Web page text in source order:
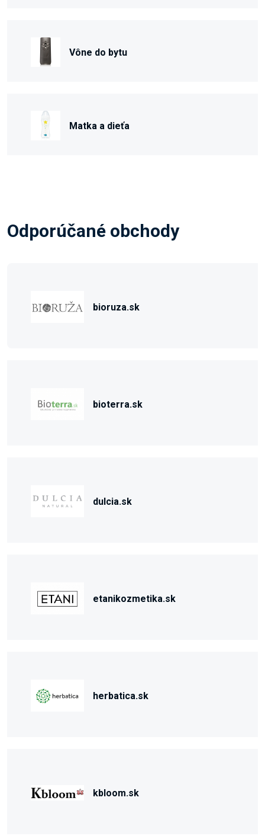
Vône do bytu
Matka a dieťa
Odporúčané obchody
bioruza.sk
bioterra.sk
dulcia.sk
etanikozmetika.sk
herbatica.sk
kbloom.sk